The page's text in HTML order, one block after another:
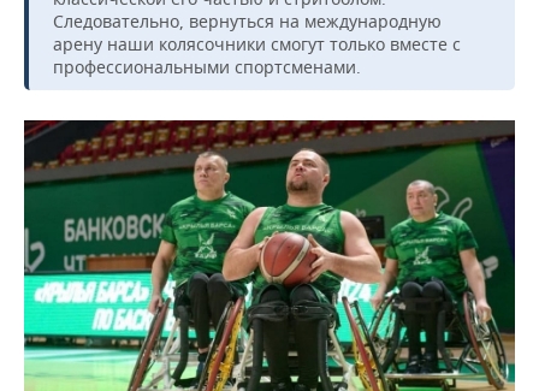
Следовательно, вернуться на международную
арену наши колясочники смогут только вместе с
профессиональными спортсменами.